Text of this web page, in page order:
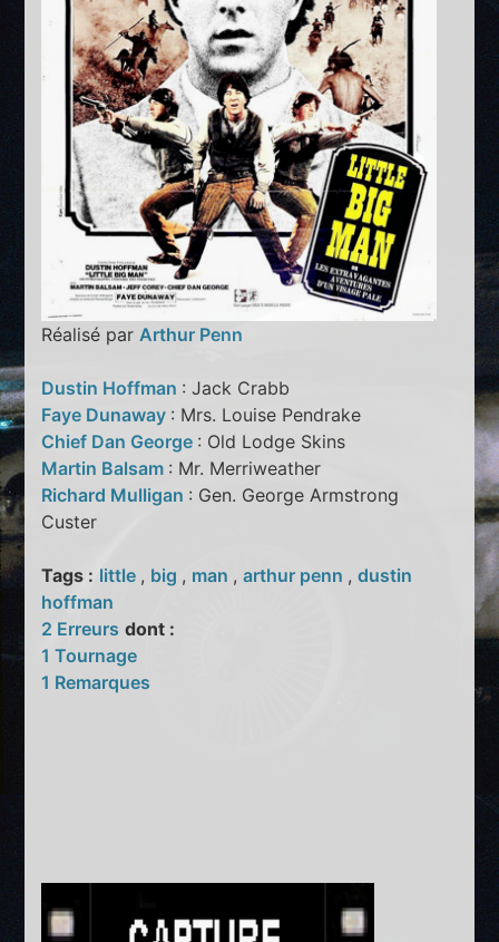
Réalisé par Arthur Penn
Dustin Hoffman : Jack Crabb
Faye Dunaway : Mrs. Louise Pendrake
Chief Dan George : Old Lodge Skins
Martin Balsam : Mr. Merriweather
Richard Mulligan : Gen. George Armstrong
Custer
Tags : little , big , man ,arthur penn ,dustin
hoffman
2 Erreurs dont :
1 Tournage
1 Remarques